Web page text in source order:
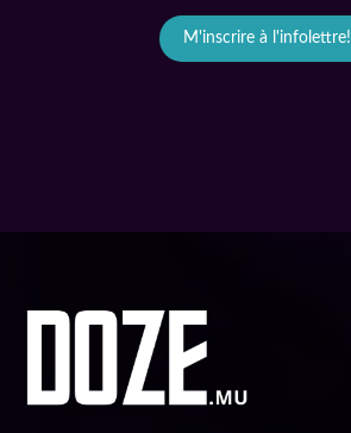
M'inscrire à l'infolettre!